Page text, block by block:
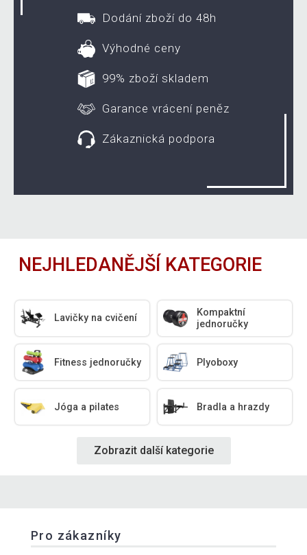
Dodání zboží do 48h
Výhodné ceny
99% zboží skladem
Garance vrácení peněz
Zákaznická podpora
NEJHLEDANĚJŠÍ KATEGORIE
Lavičky na cvičení
Kompaktní
jednoručky
Fitness jednoručky Plyoboxy
Jóga a pilates Bradla a hrazdy
Zobrazit další kategorie
Pro zákazníky